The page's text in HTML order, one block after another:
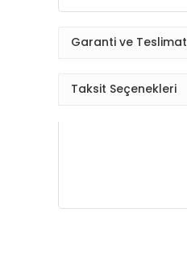
Garanti ve Teslimat
Taksit Seçenekleri